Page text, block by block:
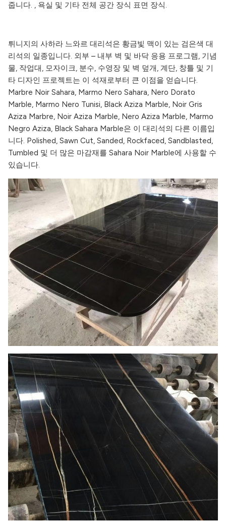
줍니다. , 욕실 및 기타 전체 공간 장식 표면 장식.
튀니지의 사하라 느와르 대리석은 황금빛 맥이 있는 검은색 대
리석의 일종입니다. 외부 – 내부 벽 및 바닥 응용 프로그램, 기념
물, 작업대, 모자이크, 분수, 수영장 및 벽 덮개, 계단, 창틀 및 기
타 디자인 프로젝트는 이 석재로부터 큰 이점을 얻습니다.
Marbre Noir Sahara, Marmo Nero Sahara, Nero Dorato
Marble, Marmo Nero Tunisi, Black Aziza Marble, Noir Gris
Aziza Marbre, Noir Aziza Marble, Nero Aziza Marble, Marmo
Negro Aziza, Black Sahara Marble은 이 대리석의 다른 이름입
니다. Polished, Sawn Cut, Sanded, Rockfaced, Sandblasted,
Tumbled 및 더 많은 마감재를 Sahara Noir Marble에 사용할 수
있습니다.